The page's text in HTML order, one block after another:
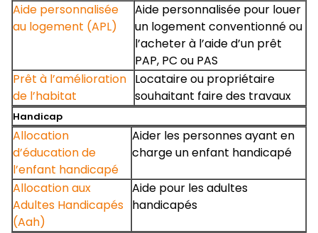
Aide personnalisée
au logement (APL)
Aide personnalisée pour louer
un logement conventionné ou
l’acheter à l’aide d’un prêt
PAP, PC ou PAS
Prêt à l’amélioration
de l’habitat
Locataire ou propriétaire
souhaitant faire des travaux
Handicap
Allocation
d’éducation de
l’enfant handicapé
Aider les personnes ayant en
charge un enfant handicapé
Allocation aux
Adultes Handicapés
(Aah)
Aide pour les adultes
handicapés